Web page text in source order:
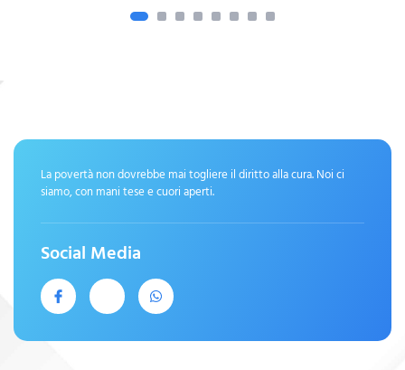
La povertà non dovrebbe mai togliere il diritto alla cura. Noi ci
siamo, con mani tese e cuori aperti.
Social Media